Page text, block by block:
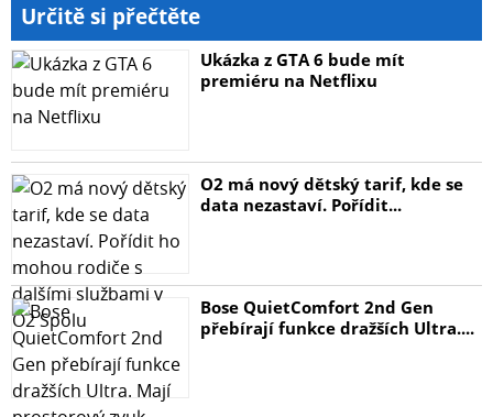
Určitě si přečtěte
Ukázka z GTA 6 bude mít
premiéru na Netflixu
O2 má nový dětský tarif, kde se
data nezastaví. Pořídit...
Bose QuietComfort 2nd Gen
přebírají funkce dražších Ultra....